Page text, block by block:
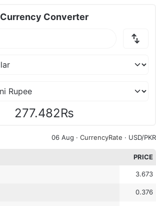
Currency Converter
277.482₨
06 Aug · CurrencyRate · USD/PKR
PRICE
3.673
0.376